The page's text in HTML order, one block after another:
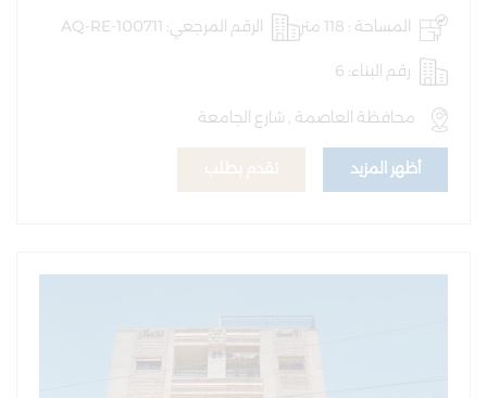
المساحة : 118 متر
الرقم المرجعي: AQ-RE-100711
رقم البناء: 6
محافظة العاصمة , شارع الجامعة
أظهر المزيد